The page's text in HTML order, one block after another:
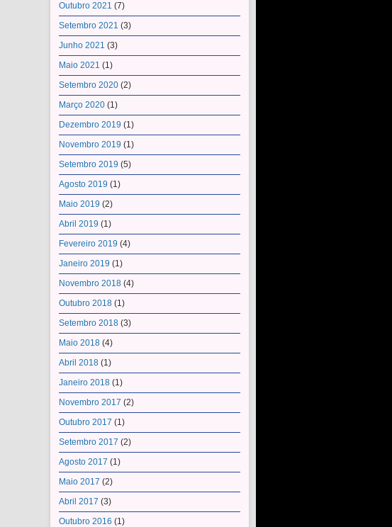
Outubro 2021 (7)
Setembro 2021 (3)
Junho 2021 (3)
Maio 2021 (1)
Setembro 2020 (2)
Março 2020 (1)
Dezembro 2019 (1)
Novembro 2019 (1)
Setembro 2019 (5)
Agosto 2019 (1)
Maio 2019 (2)
Abril 2019 (1)
Fevereiro 2019 (4)
Janeiro 2019 (1)
Novembro 2018 (4)
Outubro 2018 (1)
Setembro 2018 (3)
Maio 2018 (4)
Abril 2018 (1)
Janeiro 2018 (1)
Novembro 2017 (2)
Outubro 2017 (1)
Setembro 2017 (2)
Agosto 2017 (1)
Maio 2017 (2)
Abril 2017 (3)
Outubro 2016 (1)